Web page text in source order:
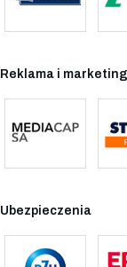
Reklama i marketing
Ubezpieczenia